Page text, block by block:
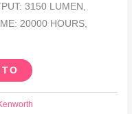
3150 LUMEN,
20000 HOURS,